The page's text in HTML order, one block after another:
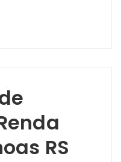
RS